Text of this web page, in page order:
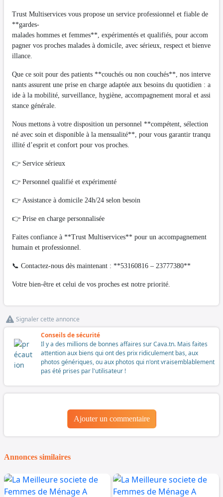
Trust Multiservices vous propose un service professionnel et fiable de
**gardes-
malades hommes et femmes**, expérimentés et qualifiés, pour accom
pagner vos proches malades à domicile, avec sérieux, respect et bienve
illance.
Que ce soit pour des patients **couchés ou non couchés**, nos interve
nants assurent une prise en charge adaptée aux besoins du quotidien : a
ide à la mobilité, surveillance, hygiène, accompagnement moral et assi
stance générale.
Nous mettons à votre disposition un personnel **compétent, sélection
né avec soin et disponible à la mensualité**, pour vous garantir tranqu
illité d’esprit et confort pour vos proches.
👉 Service sérieux
👉 Personnel qualifié et expérimenté
👉 Assistance à domicile 24h/24 selon besoin
👉 Prise en charge personnalisée
Faites confiance à **Trust Multiservices** pour un accompagnement
humain et professionnel.
📞 Contactez-nous dès maintenant : **53160816 – 23777380**
Votre bien-être et celui de vos proches est notre priorité.
Signaler cette annonce
Conseils de sécurité
Il y a des millions de bonnes affaires sur Cava.tn. Mais faites
attention aux biens qui ont des prix ridiculement bas, aux
photos génériques, ou aux photos qui n'ont vraisemblablement
pas été prises par l'utilisateur !
Ajouter un commentaire
Annonces similaires